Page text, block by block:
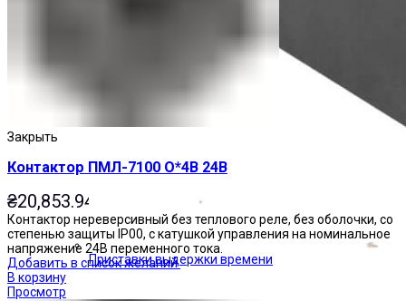
Приставки выдержки времени
Закрыть
Контактор ПМЛ-7100 О*4В 24В
₴20,853.94
Контактор нереверсивный без теплового реле, без оболочки, со
степенью защиты IP00, с катушкой управления на номинальное
напряжение 24В переменного тока.
Добавить в список желаний
В корзину
Просмотр